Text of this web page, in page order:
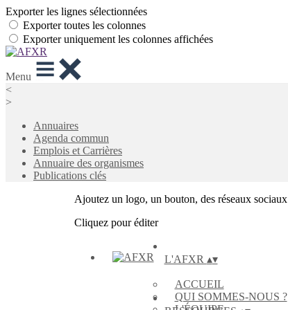
Exporter les lignes sélectionnées
Exporter toutes les colonnes
Exporter uniquement les colonnes affichées
Menu
<
>
Annuaires
Agenda commun
Emplois et Carrières
Annuaire des organismes
Publications clés
Ajoutez un logo, un bouton, des réseaux sociaux
Cliquez pour éditer
L'AFXR ▴▾
ACCUEIL
QUI SOMMES-NOUS ?